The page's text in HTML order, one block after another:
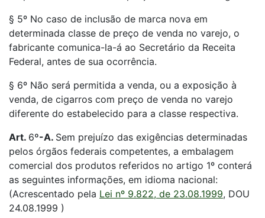
§ 5º No caso de inclusão de marca nova em
determinada classe de preço de venda no varejo, o
fabricante comunica-la-á ao Secretário da Receita
Federal, antes de sua ocorrência.
§ 6º Não será permitida a venda, ou a exposição à
venda, de cigarros com preço de venda no varejo
diferente do estabelecido para a classe respectiva.
Art. 6º-A. Sem prejuízo das exigências determinadas
pelos órgãos federais competentes, a embalagem
comercial dos produtos referidos no artigo 1º conterá
as seguintes informações, em idioma nacional:
(Acrescentado pela Lei nº 9.822, de 23.08.1999, DOU
24.08.1999 )